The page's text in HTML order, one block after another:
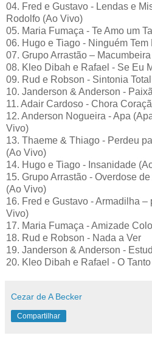
04. Fred e Gustavo - Lendas e
Rodolfo (Ao Vivo)
05. Maria Fumaça - Te Amo um
06. Hugo e Tiago - Ninguém
07. Grupo Arrastão –
08. Kleo Dibah e Rafael - Se Eu
09. Rud e Robson - Sintonia
10. Janderson & Anderson -
11. Adair Cardoso - Chora
12. Anderson Nogueira - Apa
Vivo)
13. Thaeme & Thiago - Perdeu
(Ao Vivo)
14. Hugo e Tiago - Insanidade
15. Grupo Arrastão - Overdose
(Ao Vivo)
16. Fred e Gustavo - Armadilha –
Vivo)
17. Maria Fumaça - Amizade
18. Rud e Robson - Nada a Ver
19. Janderson & Anderson -
20. Kleo Dibah e Rafael - O
Cezar de A Becker
Compartilhar